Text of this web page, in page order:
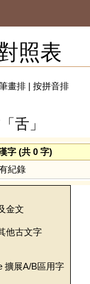
照表
畫排| 按拼音排
舌」
字 (共 0 字)
紀錄
金文
他古文字
擴展A/B區用字